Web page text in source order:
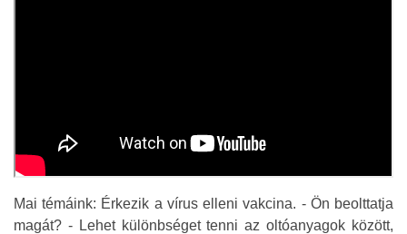
Mai témáink: Érkezik a vírus elleni vakcina. - Ön beolttatja
magát? - Lehet különbséget tenni az oltóanyagok között,